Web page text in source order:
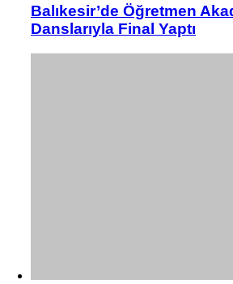
Balıkesir’de Öğretmen
Danslarıyla Final Yaptı